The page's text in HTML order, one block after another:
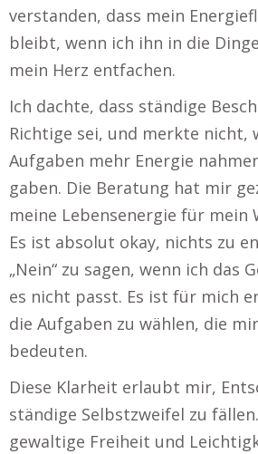
verstanden, dass mein
bleibt, wenn ich ihn in die
mein Herz entfachen.
Ich dachte, dass ständige
Richtige sei, und merkte nicht,
Aufgaben mehr Energie
gaben. Die Beratung hat mir
meine Lebensenergie für mein
Es ist absolut okay, nichts zu
„Nein“ zu sagen, wenn ich das
es nicht passt. Es ist für mich
die Aufgaben zu wählen, die
bedeuten.
Diese Klarheit erlaubt mir,
ständige Selbstzweifel zu
gewaltige Freiheit und